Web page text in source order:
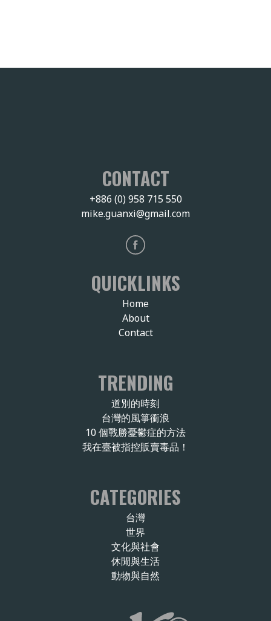
CONTACT
+886 (0) 958 715 550
mike.guanxi@gmail.com
QUICKLINKS
Home
About
Contact
TRENDING
道別的時刻
台灣的風箏衝浪
10 個戰勝憂鬱症的方法
我在臺被指控販賣毒品！
CATEGORIES
台灣
世界
文化與社會
休閒與生活
動物與自然